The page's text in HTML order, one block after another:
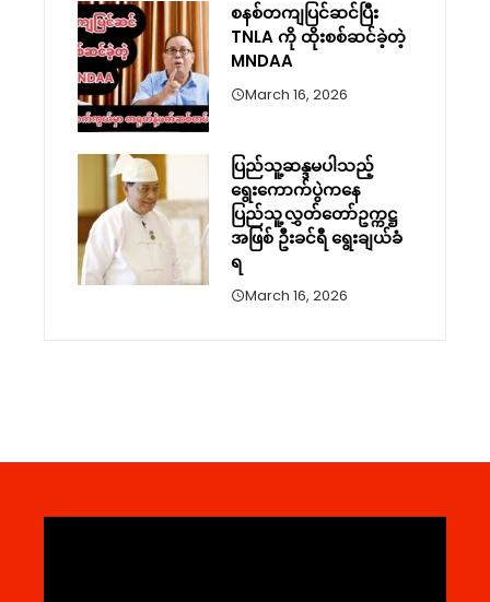
စနစ်တကျပြင်ဆင်ပြီး
TNLA ကို ထိုးစစ်ဆင်ခဲ့တဲ့
MNDAA
March 16, 2026
ပြည်သူ့ဆန္ဒမပါသည့်
ရွေးကောက်ပွဲကနေ
ပြည်သူ့လွှတ်တော်ဥက္ကဋ္ဌ
အဖြစ် ဦးခင်ရီ ရွေးချယ်ခံ
ရ
March 16, 2026